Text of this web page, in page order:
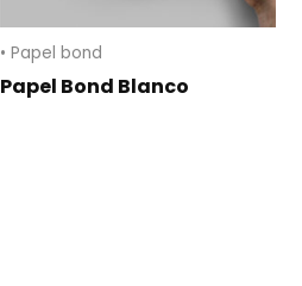
• Papel bond
Papel Bond Blanco